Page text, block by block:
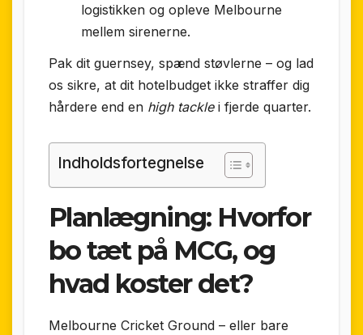
logistikken og opleve Melbourne
mellem sirenerne.
Pak dit guernsey, spænd støvlerne – og lad
os sikre, at dit hotelbudget ikke straffer dig
hårdere end en high tacklei fjerde quarter.
Indholdsfortegnelse
Planlægning: Hvorfor
bo tæt på MCG, og
hvad koster det?
Melbourne Cricket Ground – eller bare